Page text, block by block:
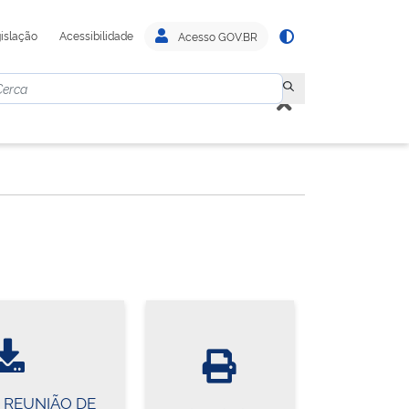
Acessibilidade Acesso GOV.BR
DE